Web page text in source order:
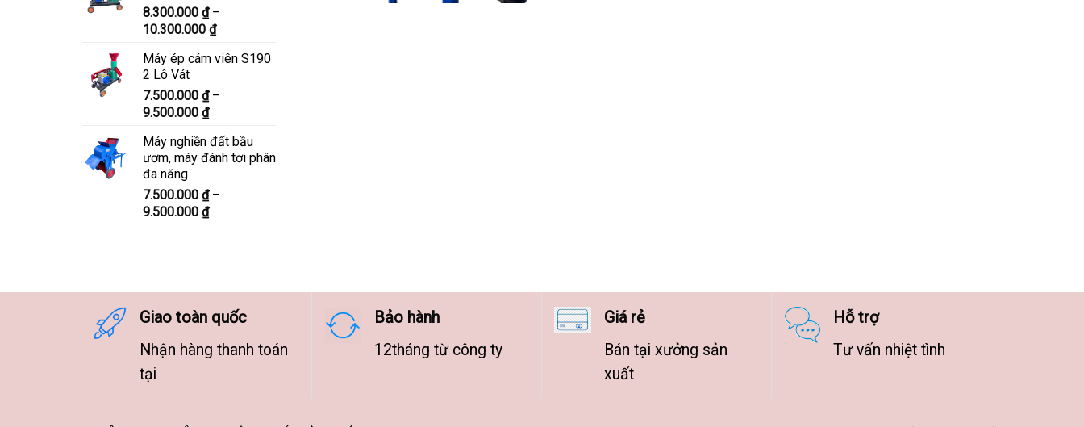
đến
12.100.000 ₫
8.300.000 ₫ –
10.300.000 ₫Khoảng
từ
đến
Máy ép cám viên S190
2 Lô Vát
7.500.000 ₫ –
9.500.000 ₫Khoảng
từ
7.500.000 ₫
9.500.000 ₫
Máy nghiền đất bầu
ươm, máy đánh tơi phân
đa năng
7.500.000 ₫ –
9.500.000 ₫Khoảng
9.500.000 ₫
Giao toàn quốc
Nhận hàng thanh toán
tại
Bảo hành
12tháng từ công ty
Giá rẻ
Bán tại xưởng sản
xuất
Hỗ trợ
Tư vấn nhiệt tình